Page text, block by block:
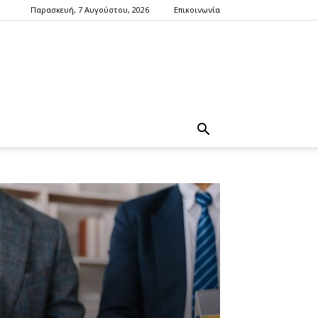
Παρασκευή, 7 Αυγούστου, 2026 Επικοινωνία